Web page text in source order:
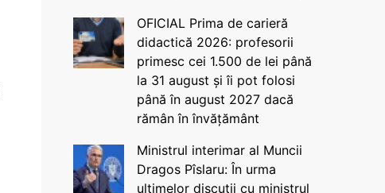
OFICIAL Prima de carieră
didactică 2026: profesorii
primesc cei 1.500 de lei până
la 31 august și îi pot folosi
până în august 2027 dacă
rămân în învățământ
Ministrul interimar al Muncii
Dragos Pîslaru: În urma
ultimelor discuții cu ministrul